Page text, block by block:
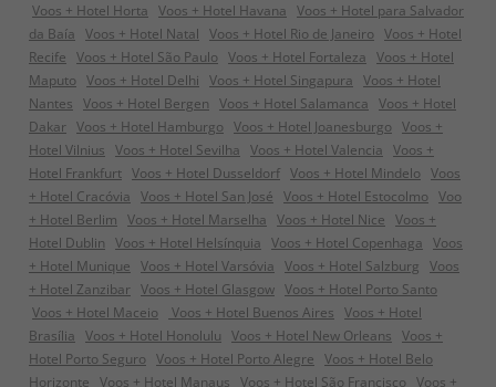
Voos + Hotel Horta Voos + Hotel Havana Voos + Hotel para Salvador
da Baía Voos + Hotel Natal Voos + Hotel Rio de Janeiro Voos + Hotel
Recife Voos + Hotel São Paulo Voos + Hotel Fortaleza Voos + Hotel
Maputo Voos + Hotel Delhi Voos + Hotel Singapura Voos + Hotel
Nantes Voos + Hotel Bergen Voos + Hotel Salamanca Voos + Hotel
Dakar Voos + Hotel Hamburgo Voos + Hotel Joanesburgo Voos +
Hotel Vilnius Voos + Hotel Sevilha Voos + Hotel Valencia Voos +
Hotel Frankfurt Voos + Hotel Dusseldorf Voos + Hotel Mindelo Voos
+ Hotel Cracóvia Voos + Hotel San José Voos + Hotel Estocolmo Voo
+ Hotel Berlim Voos + Hotel Marselha Voos + Hotel Nice Voos +
Hotel Dublin Voos + Hotel Helsínquia Voos + Hotel Copenhaga Voos
+ Hotel Munique Voos + Hotel Varsóvia Voos + Hotel Salzburg Voos
+ Hotel Zanzibar Voos + Hotel Glasgow Voos + Hotel Porto Santo
Voos + Hotel Maceio
Voos + Hotel Buenos Aires Voos + Hotel
Brasília Voos + Hotel Honolulu Voos + Hotel New Orleans Voos +
Hotel Porto Seguro Voos + Hotel Porto Alegre Voos + Hotel Belo
Horizonte Voos + Hotel Manaus Voos + Hotel São Francisco Voos +